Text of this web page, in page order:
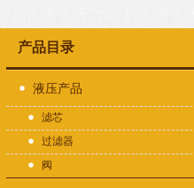
产品目录
液压产品
滤芯
过滤器
阀